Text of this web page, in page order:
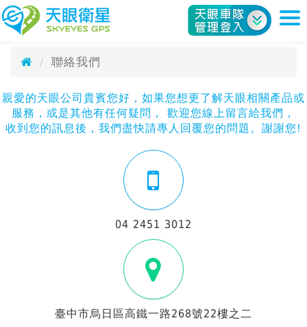
天眼衛星科技股份有限公司
聯絡我們Contact
聯絡我們
親愛的天眼公司貴賓您好，如果您想更了解天眼相關產品或
服務，或是其他有任何疑問， 歡迎您線上留言給我們，
收到您的訊息後，我們盡快請專人回覆您的問題。謝謝您!
04 2451 3012
臺中市烏日區高鐵一路268號22樓之二